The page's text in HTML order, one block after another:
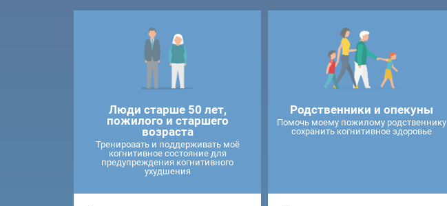
Люди старше 50 лет,
пожилого и старшего
возраста
Тренировать и поддерживать моё
когнитивное состояние для
предупреждения когнитивного
ухудшения
Родственники и опекуны
Помочь моему пожилому родственнику
сохранить когнитивное здоровье